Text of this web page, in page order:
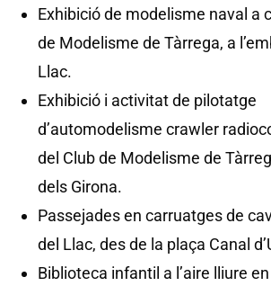
Exhibició de modelisme naval a
de Modelisme de Tàrrega, a
Llac.
Exhibició i activitat de pilotatge
d’automodelisme crawler
del Club de Modelisme de
dels Girona.
Passejades en carruatges de
del Llac, des de la plaça Canal
Biblioteca infantil a l’aire lliure